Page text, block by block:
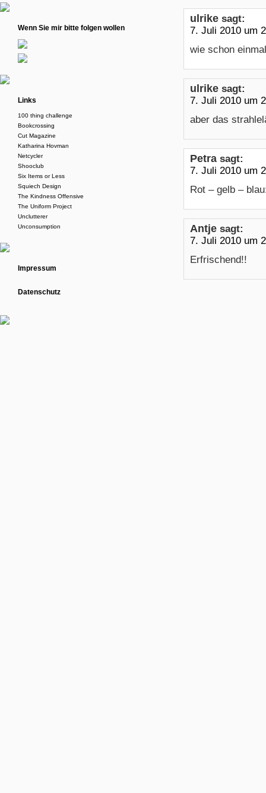
ulrike sagt:
7. Juli 2010 um
wie schon
ulrike sagt:
7. Juli 2010 um
aber das
Petra sagt:
7. Juli 2010 um
Rot – gelb –
Antje sagt:
7. Juli 2010 um
Erfrischend!!
Wenn Sie mir bitte folgen wollen
Links
100 thing challenge
Bookcrossing
Cut Magazine
Katharina Hovman
Netcycler
Shooclub
Six Items or Less
Squiech Design
The Kindness Offensive
The Uniform Project
Unclutterer
Unconsumption
Impressum
Datenschutz